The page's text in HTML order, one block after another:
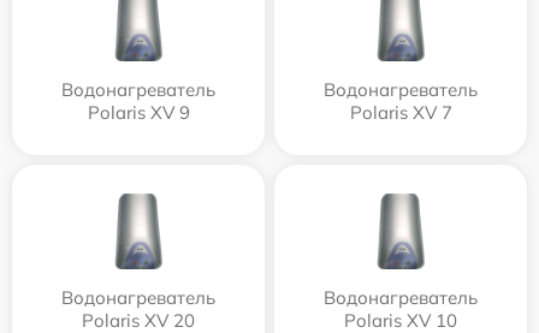
Водонагреватель
Polaris XV 9
Водонагреватель
Polaris XV 7
Водонагреватель
Polaris XV 20
Водонагреватель
Polaris XV 10